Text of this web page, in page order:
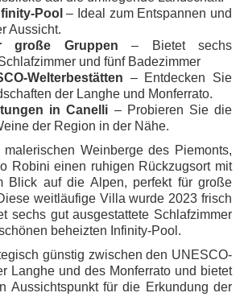
Pool – Ideal zum Entspannen und
Aussicht.
große Gruppen – Bietet sechs
und fünf Badezimmer
Welterbestätten – Entdecken Sie
der Langhe und Monferrato.
in Canelli – Probieren Sie die
der Region in der Nähe.
Weinberge des Piemonts,
Robini einen ruhigen Rückzugsort mit
Blick auf die Alpen, perfekt für große
weitläufige Villa wurde 2023 frisch
sechs gut ausgestattete Schlafzimmer
beheizten Infinity-Pool.
günstig zwischen den UNESCO-
Langhe und des Monferrato und bietet
Aussichtspunkt für die Erkundung der